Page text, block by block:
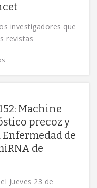
investigadores que
revistas
Machine
precoz y
de
de
Jueves 23 de